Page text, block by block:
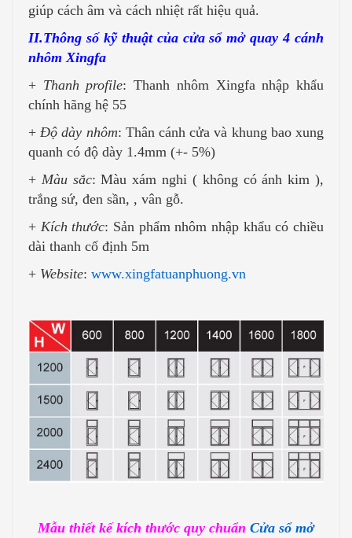
giúp cách âm và cách nhiệt rất hiệu quả.
II.Thông số kỹ thuật của cửa sổ mở quay 4 cánh
nhôm Xingfa
+ Thanh profile: Thanh nhôm Xingfa nhập khẩu
chính hãng hệ 55
+Độ dày nhôm: Thân cánh cửa và khung bao xung
quanh có độ dày 1.4mm (+- 5%)
+ Màu sắc: Màu xám nghi ( không có ánh kim ),
trắng sứ, đen sần, , vân gỗ.
+ Kích thước: Sản phẩm nhôm nhập khẩu có chiều
dài thanh cố định 5m
+ Website: www.xingfatuanphuong.vn
Mẫu thiết kế kích thước quy chuẩn Cửa sổ mở